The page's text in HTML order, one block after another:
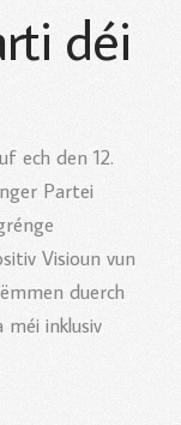
déi
ech den 12.
Partei
Visioun vun
duerch
inklusiv